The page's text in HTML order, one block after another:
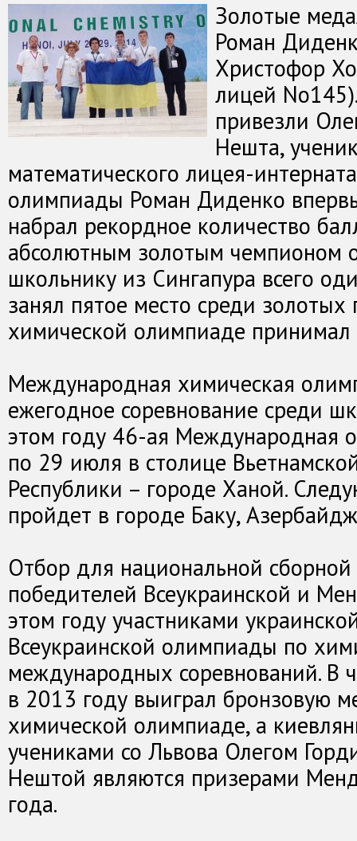
Золотые
Роман
Христофор
лицей
привезли
Нешта,
математического лицея-
олимпиады Роман Диденко
набрал рекордное количество
абсолютным золотым чемпионом
школьнику из Сингапура всего
занял пятое место среди золотых
химической олимпиаде принимал
Международная химическая
ежегодное соревнование среди
этом году 46-ая Международная
по 29 июля в столице
Республики – городе Ханой.
пройдет в городе Баку,
Отбор для национальной
победителей Всеукраинской и
этом году участниками
Всеукраинской олимпиады по
международных соревнований. В
в 2013 году выиграл бронзовую
химической олимпиаде, а
учениками со Львова Олегом
Нештой являются призерами
года.